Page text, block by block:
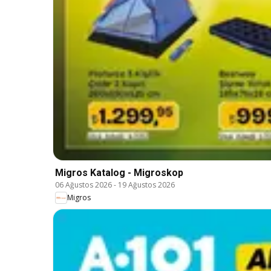
Migros Katalog - Migroskop
06 Ağustos 2026- 19 Ağustos 2026
Migros